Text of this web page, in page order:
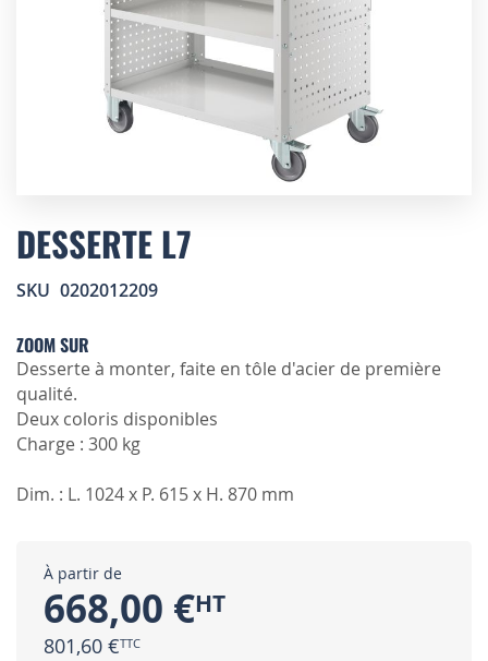
to
the
of
images
gallery
DESSERTE L7
SKU 0202012209
ZOOM SUR
Desserte à monter, faite en tôle d'acier de première
qualité.
Deux coloris disponibles
Charge : 300 kg
Dim. : L. 1024 x P. 615 x H. 870 mm
À partir de
668,00 €
801,60 €